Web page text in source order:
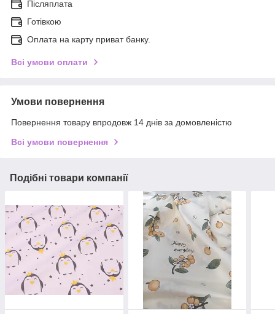
Післяплата
Готівкою
Оплата на карту приват банку.
Всі умови оплати
Умови повернення
Повернення товару впродовж 14 днів за домовленістю
Всі умови повернення
Подібні товари компанії